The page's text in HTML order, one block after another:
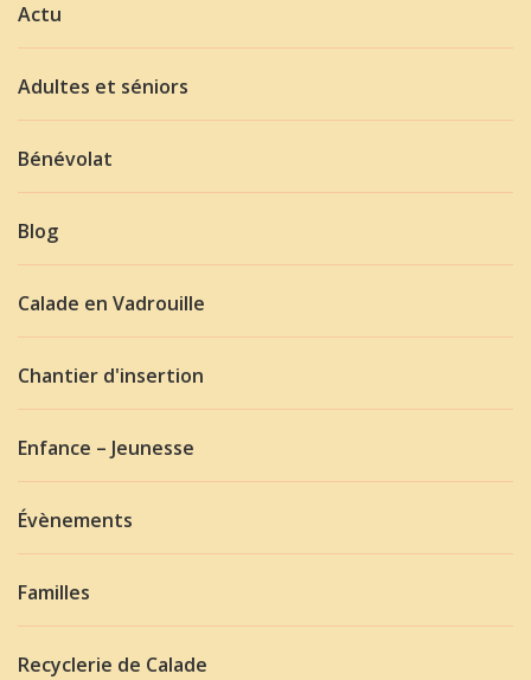
Actu
Adultes et séniors
Bénévolat
Blog
Calade en Vadrouille
Chantier d'insertion
Enfance – Jeunesse
Évènements
Familles
Recyclerie de Calade